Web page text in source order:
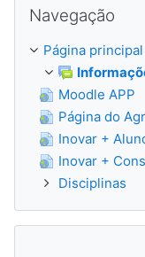
Navegação
Página principal
Moodle APP
Página do
Inovar +
Inovar +
Disciplinas